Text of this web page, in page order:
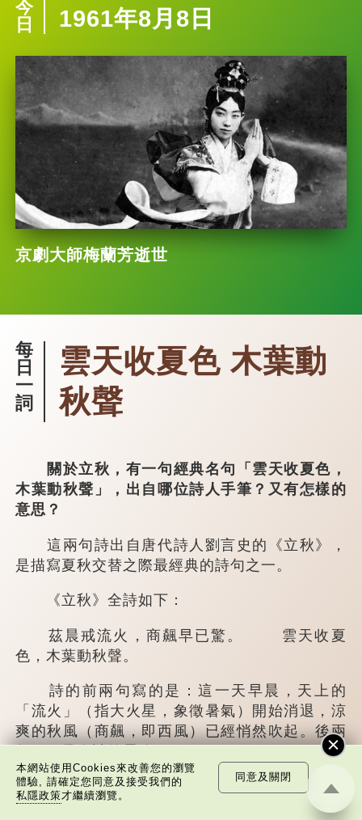
今
日
1961年8月8日
京劇大師梅蘭芳逝世
每
日
一
詞
雲天收夏色 木葉動
秋聲
關於立秋，有一句經典名句「雲天收夏色，
木葉動秋聲」，出自哪位詩人手筆？又有怎樣的
意思？
這兩句詩出自唐代詩人劉言史的《立秋》，
是描寫夏秋交替之際最經典的詩句之一。
《立秋》全詩如下：
茲晨戒流火，商飆早已驚。 雲天收夏
色，木葉動秋聲。
詩的前兩句寫的是：這一天早晨，天上的
「流火」（指大火星，象徵暑氣）開始消退，涼
爽的秋風（商飆，即西風）已經悄然吹起。後兩
句，便是全詩的靈魂...
本網站使用Cookies來改善您的瀏覽
體驗, 請確定您同意及接受我們的
私隱政策才繼續瀏覽。
同意及關閉